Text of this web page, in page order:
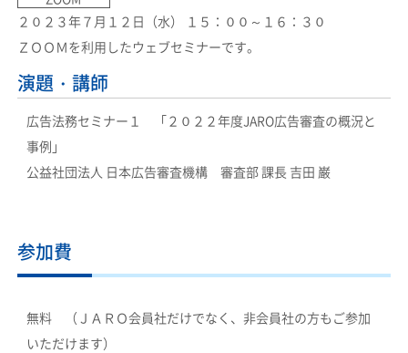
２０２３年７月１２日（水） １５：００～１６：３０
ＺＯＯＭを利用したウェブセミナーです。
演題・講師
広告法務セミナー１ 「２０２２年度JARO広告審査の概況と
事例」
公益社団法人 日本広告審査機構 審査部 課長 吉田 巌
参加費
無料 （ＪＡＲＯ会員社だけでなく、非会員社の方もご参加
いただけます）